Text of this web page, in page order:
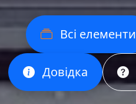
Всі елементи
Довідка